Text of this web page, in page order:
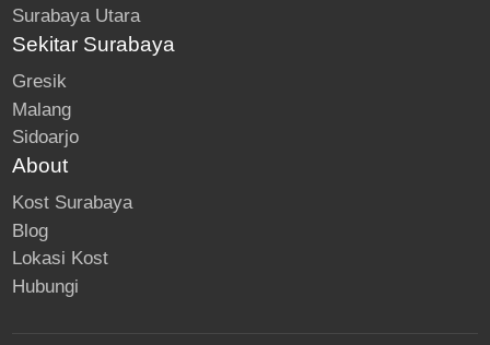
Surabaya Utara
Sekitar Surabaya
Gresik
Malang
Sidoarjo
About
Kost Surabaya
Blog
Lokasi Kost
Hubungi